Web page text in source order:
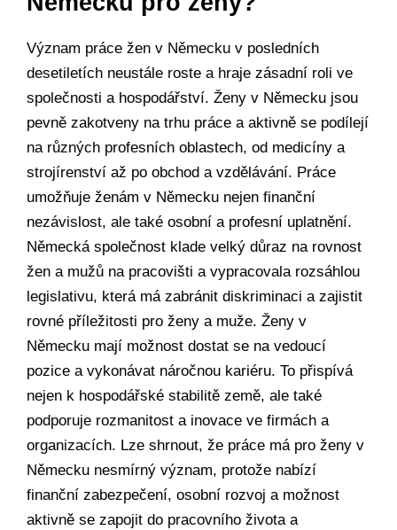
Význam práce žen v Německu v posledních
desetiletích neustále roste a hraje zásadní roli ve
společnosti a hospodářství. Ženy v Německu jsou
pevně zakotveny na trhu práce a aktivně se podílejí
na různých profesních oblastech, od medicíny a
strojírenství až po obchod a vzdělávání. Práce
umožňuje ženám v Německu nejen finanční
nezávislost, ale také osobní a profesní uplatnění.
Německá společnost klade velký důraz na rovnost
žen a mužů na pracovišti a vypracovala rozsáhlou
legislativu, která má zabránit diskriminaci a zajistit
rovné příležitosti pro ženy a muže. Ženy v
Německu mají možnost dostat se na vedoucí
pozice a vykonávat náročnou kariéru. To přispívá
nejen k hospodářské stabilitě země, ale také
podporuje rozmanitost a inovace ve firmách a
organizacích. Lze shrnout, že práce má pro ženy v
Německu nesmírný význam, protože nabízí
finanční zabezpečení, osobní rozvoj a možnost
aktivně se zapojit do pracovního života a